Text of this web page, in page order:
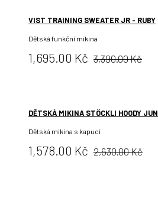
VIST TRAINING SWEATER JR - RUBY
Dětská funkční mikina
Cena:
1,695.00 Kč Původní
3,390.00 Kč
DĚTSKÁ MIKINA STÖCKLI HOODY
Dětská mikina s kapucí
Cena:
1,578.00 Kč Původní
2,630.00 Kč